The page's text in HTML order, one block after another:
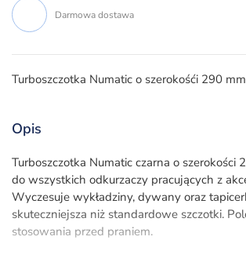
Darmowa dostawa
Turboszczotka Numatic o szerokośći 290 mm
Opis
Turboszczotka Numatic czarna o szerokości
do wszystkich odkurzaczy pracujących z
Wyczesuje wykładziny, dywany oraz
skuteczniejsza niż standardowe szczotki.
stosowania przed praniem.